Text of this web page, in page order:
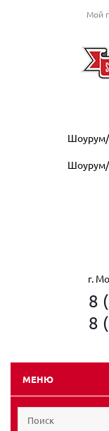
Мой
Шоурум/
Шоурум/
г.
8
8
МЕНЮ